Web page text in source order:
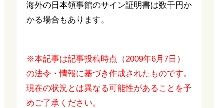
海外の日本領事館のサイン証明書は数千円か
かる場合もあります。
※本記事は記事投稿時点（2009年6月7日）
の法令・情報に基づき作成されたものです。
現在の状況とは異なる可能性があることを予
めご了承ください。